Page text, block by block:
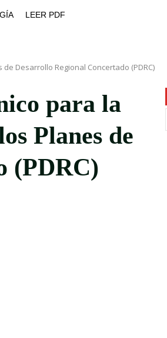
LEER PDF
Desarrollo Regional Concertado (PDRC)
para la
Planes de
(PDRC)